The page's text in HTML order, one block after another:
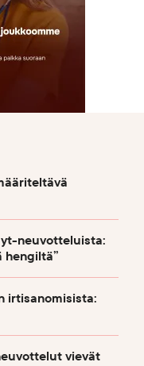
neuvotteluista:
hengiltä”
irtisanomisista:
vievät